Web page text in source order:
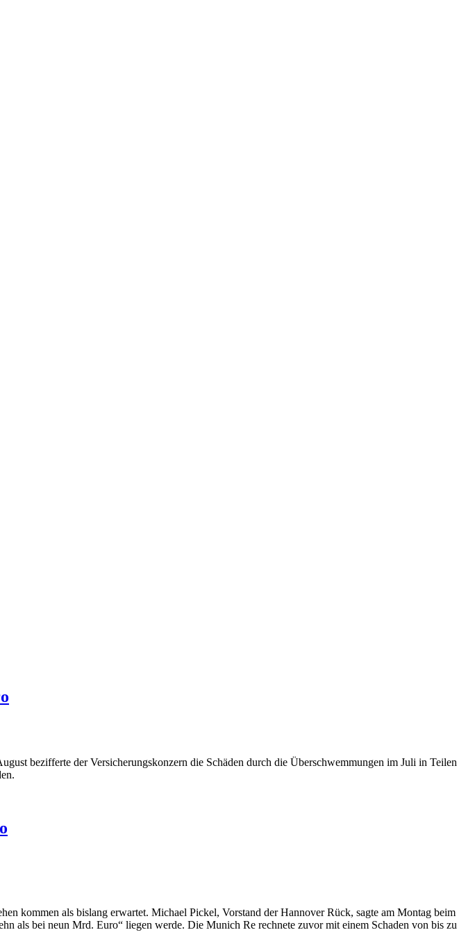
bezifferte der Versicherungskonzern die Schäden durch die Überschwemmungen im Juli in Teilen
kommen als bislang erwartet. Michael Pickel, Vorstand der Hannover Rück, sagte am Montag beim
als bei neun Mrd. Euro“ liegen werde. Die Munich Re rechnete zuvor mit einem Schaden von bis zu